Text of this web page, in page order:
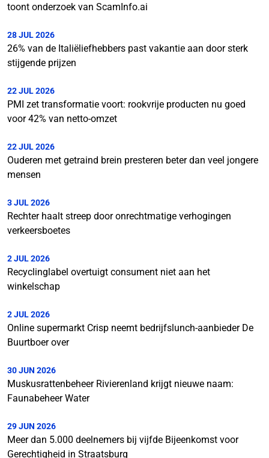
toont onderzoek van ScamInfo.ai
28 JUL 2026
26% van de Italiëliefhebbers past vakantie aan door sterk
stijgende prijzen
22 JUL 2026
PMI zet transformatie voort: rookvrije producten nu goed
voor 42% van netto-omzet
22 JUL 2026
Ouderen met getraind brein presteren beter dan veel jongere
mensen
3 JUL 2026
Rechter haalt streep door onrechtmatige verhogingen
verkeersboetes
2 JUL 2026
Recyclinglabel overtuigt consument niet aan het
winkelschap
2 JUL 2026
Online supermarkt Crisp neemt bedrijfslunch-aanbieder De
Buurtboer over
30 JUN 2026
Muskusrattenbeheer Rivierenland krijgt nieuwe naam:
Faunabeheer Water
29 JUN 2026
Meer dan 5.000 deelnemers bij vijfde Bijeenkomst voor
Gerechtigheid in Straatsburg